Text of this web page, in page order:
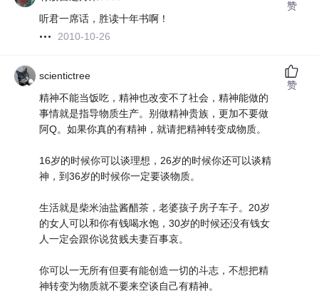
听君一席话，胜读十年书啊！
2010-10-26
赞
scientictree
精神不能当饭吃，精神也改变不了社会，精神能做的
事情就是指导物质生产。别做精神贵族，更加不要做
阿Q。如果你真的有精神，就请把精神转变成物质。
16岁的时候你可以谈理想，26岁的时候你还可以谈精
神，到36岁的时候你一定要谈物质。
生活就是柴米油盐酱醋茶，老婆孩子房子车子。20岁
的女人可以和你有钱喝水饱，30岁的时候还没有钱女
人一定会跟你说贫贱夫妻百事哀。
你可以一无所有但要有能创造一切的斗志，不想把精
神转变为物质就不要来空谈自己有精神。
赞